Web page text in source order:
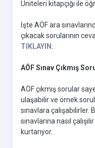
Üniteleri kitapçığı ile
İşte AÖF ara
çıkacak sorularının
TIKLAYIN.
AÖF Sınav Çıkmış
AÖF çıkmış sorular
ulaşabilir ve örnek
sınavlara çalışabilirler.
sınavlarına nasıl
kurtarıyor.